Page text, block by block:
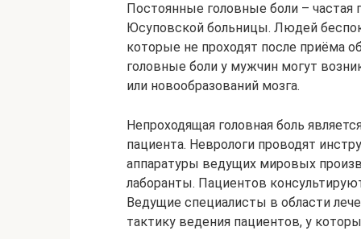
Постоянные головные боли – частая
Юсуповской больницы. Людей
которые не проходят после приёма
головные боли у мужчин могут
или новообразований мозга.
Непроходящая головная боль
пациента. Неврологи проводят
аппаратуры ведущих мировых
лаборанты. Пациентов
Ведущие специалисты в области
тактику ведения пациентов, у